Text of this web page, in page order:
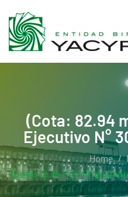
(Cota: 82.94
Ejecutivo N°
Home
(Cota: 82.94 MsnM)